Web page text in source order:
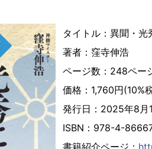
タイトル：異聞・光
著者：窪寺伸浩
ページ数：248ペー
価格：1,760円(10%
発行日：2025年8月
ISBN：978-4-